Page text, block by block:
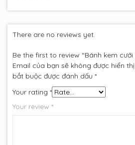
There are no reviews yet.
Be the first to review “Bánh kem cưới
Email của bạn sẽ không được hiển
bắt buộc được đánh dấu *
Your rating *
Your review *